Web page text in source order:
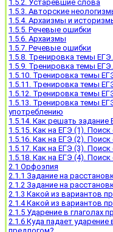
1.5.2. Устаревшие слова
1.5.3. Авторские
1.5.4. Архаизмы и
1.5.5. Речевые ошибки
1.5.6. Архаизмы
1.5.7. Речевые ошибки
1.5.8. Тренировка темы
1.5.9. Тренировка темы
1.5.10. Тренировка темы
1.5.11. Тренировка темы
1.5.12. Тренировка темы
1.5.13. Тренировка темы
употреблению
1.5.14. Как решать задание
1.5.15. Как на ЕГЭ (1).
1.5.16. Как на ЕГЭ (2).
1.5.17. Как на ЕГЭ (3).
1.5.18. Как на ЕГЭ (4).
2.1 Орфоэпия
2.1.1 Задание на
2.1.2 Задание на
2.1.3 Какой из вариантов
2.1.4 Какой из вариантов
2.1.5 Ударение в глаголах
2.1.6 Куда падает